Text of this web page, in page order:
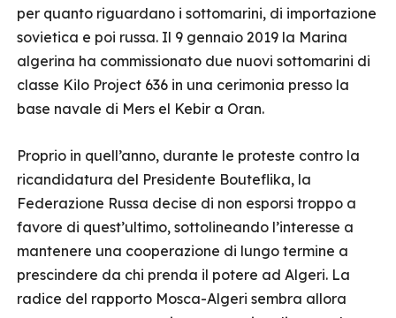
per quanto riguardano i sottomarini, di importazione
sovietica e poi russa. Il 9 gennaio 2019 la Marina
algerina ha commissionato due nuovi sottomarini di
classe Kilo Project 636 in una cerimonia presso la
base navale di Mers el Kebir a Oran.
Proprio in quell’anno, durante le proteste contro la
ricandidatura del Presidente Bouteflika, la
Federazione Russa decise di non esporsi troppo a
favore di quest’ultimo, sottolineando l’interesse a
mantenere una cooperazione di lungo termine a
prescindere da chi prenda il potere ad Algeri. La
radice del rapporto Mosca-Algeri sembra allora